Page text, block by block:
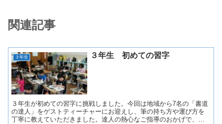
関連記事
３年生 ３年生 初めての習字
３年生が初めての習字に挑戦しました。今回は地域から7名の「書道
の達人」をゲストティーチャーにお迎えし、筆の持ち方や運び方を
丁寧に教えていただきました。達人の熱心なご指導のおかげで、ど